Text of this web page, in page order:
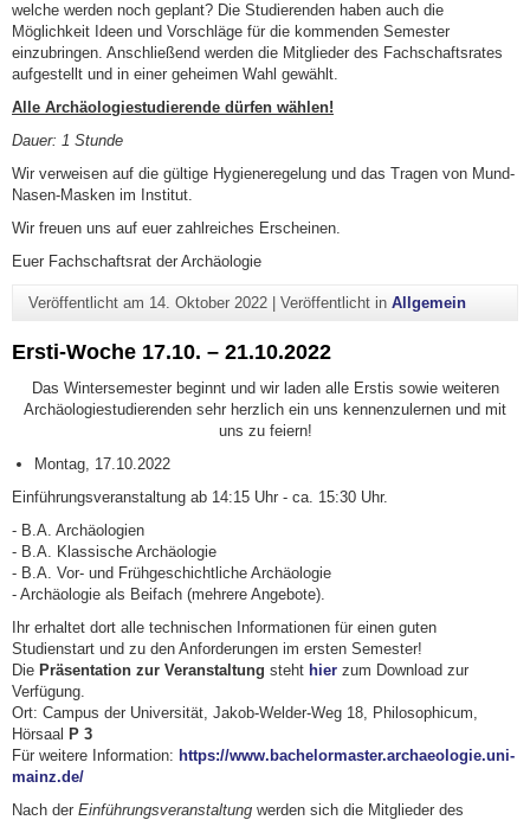
welche werden noch geplant? Die Studierenden haben auch die
Möglichkeit Ideen und Vorschläge für die kommenden Semester
einzubringen. Anschließend werden die Mitglieder des Fachschaftsrates
aufgestellt und in einer geheimen Wahl gewählt.
Alle Archäologiestudierende dürfen wählen!
Dauer: 1 Stunde
Wir verweisen auf die gültige Hygieneregelung und das Tragen von Mund-
Nasen-Masken im Institut.
Wir freuen uns auf euer zahlreiches Erscheinen.
Euer Fachschaftsrat der Archäologie
Veröffentlicht am 14. Oktober 2022| Veröffentlicht in Allgemein
Ersti-Woche 17.10. – 21.10.2022
Das Wintersemester beginnt und wir laden alle Erstis sowie weiteren
Archäologiestudierenden sehr herzlich ein uns kennenzulernen und mit
uns zu feiern!
Montag, 17.10.2022
Einführungsveranstaltung ab 14:15 Uhr - ca. 15:30 Uhr.
- B.A. Archäologien
- B.A. Klassische Archäologie
- B.A. Vor- und Frühgeschichtliche Archäologie
- Archäologie als Beifach (mehrere Angebote).
Ihr erhaltet dort alle technischen Informationen für einen guten
Studienstart und zu den Anforderungen im ersten Semester!
Die Präsentation zur Veranstaltung steht hier zum Download zur
Verfügung.
Ort: Campus der Universität, Jakob-Welder-Weg 18, Philosophicum,
Hörsaal P 3
Für weitere Information: https://www.bachelormaster.archaeologie.uni-
mainz.de/
Nach der Einführungsveranstaltung werden sich die Mitglieder des